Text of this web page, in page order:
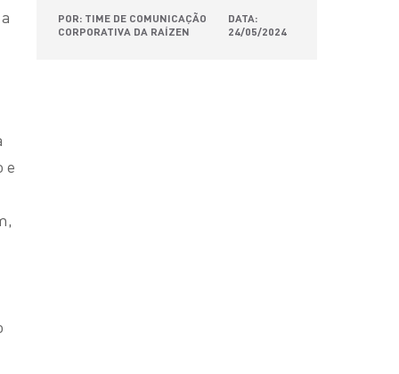
e
POR: TIME DE COMUNICAÇÃO
CORPORATIVA DA RAÍZEN
DATA:
24/05/2024